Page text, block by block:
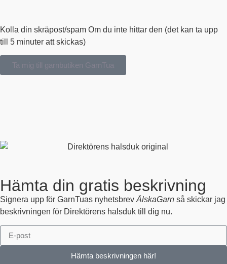
Kolla din skräpost/spam Om du inte hittar den (det kan ta upp
till 5 minuter att skickas)
Ta mig till garnbutiken GarnTua
Hämta din gratis beskrivning
Signera upp för GarnTuas nyhetsbrev ÄlskaGarn så skickar jag
beskrivningen för Direktörens halsduk till dig nu.
Hämta beskrivningen här!